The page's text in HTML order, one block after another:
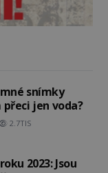
snímky
přeci jen voda?
2.7TIS
2023: Jsou